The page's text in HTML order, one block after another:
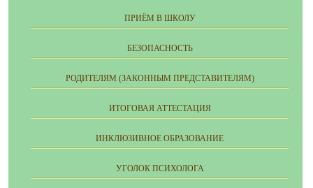
ПРИЁМ В ШКОЛУ
БЕЗОПАСНОСТЬ
РОДИТЕЛЯМ (ЗАКОННЫМ ПРЕДСТАВИТЕЛЯМ)
ИТОГОВАЯ АТТЕСТАЦИЯ
ИНКЛЮЗИВНОЕ ОБРАЗОВАНИЕ
УГОЛОК ПСИХОЛОГА